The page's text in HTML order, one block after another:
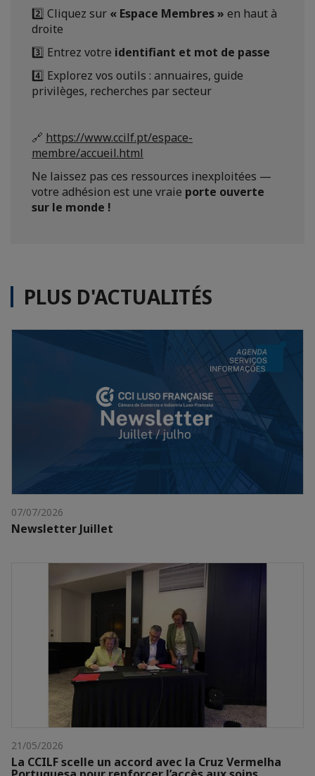
2️⃣ Cliquez sur « Espace Membres » en haut à
droite
3️⃣ Entrez votre identifiant et mot de passe
4️⃣ Explorez vos outils : annuaires, guide
privilèges, recherches par secteur
🔗 https://www.ccilf.pt/espace-
membre/accueil.html
Ne laissez pas ces ressources inexploitées —
votre adhésion est une vraie porte ouverte
sur le monde !
PLUS D'ACTUALITÉS
07/07/2026
Newsletter Juillet
21/05/2026
La CCILF scelle un accord avec la Cruz Vermelha